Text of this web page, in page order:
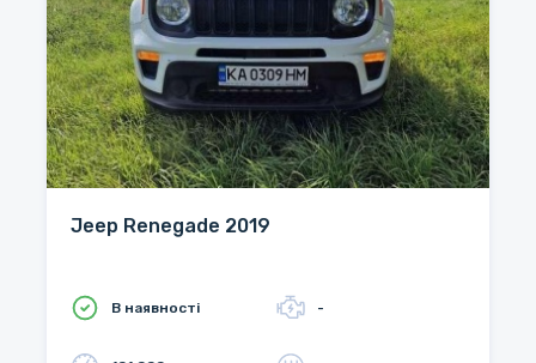
Jeep Renegade 2019
В наявності -